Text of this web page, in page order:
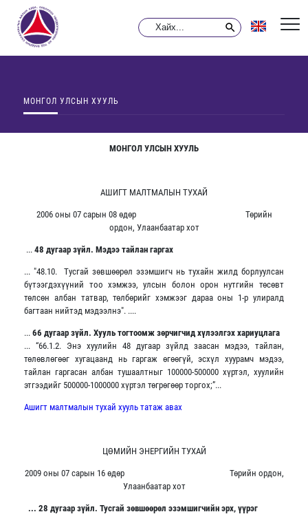
МОНГОЛ УЛСЫН ХУУЛЬ
МОНГОЛ УЛСЫН ХУУЛЬ
АШИГТ МАЛТМАЛЫН ТУХАЙ
2006 оны 07 сарын 08 өдөр Төрийн
ордон, Улаанбаатар хот
...48 дугаар зүйл. Мэдээ тайлан гаргах
... "48.10. Тусгай зөвшөөрөл эзэмшигч нь тухайн жилд борлуулсан
бүтээгдэхүүний тоо хэмжээ, улсын болон орон нутгийн төсөвт
төлсөн албан татвар, төлбөрийг хэмжээг дараа оны 1-р улиралд
багтаан нийтэд мэдээлнэ". ....
...66 дугаар зүйл. Хууль тогтоомж зөрчигчид хүлээлгэх хариуцлага
... “66.1.2. Энэ хуулийн 48 дугаар зүйлд заасан мэдээ, тайлан,
төлөвлөгөөг хугацаанд нь гаргаж өгөөгүй, эсхүл хуурамч мэдээ,
тайлан гаргасан албан тушаалтныг 100000-500000 хүртэл, хуулийн
этгээдийг 500000-1000000 хүртэл төгрөгөөр торгох;”...
Ашигт малтмалын тухай хууль татаж авах
ЦӨМИЙН ЭНЕРГИЙН ТУХАЙ
2009 оны 07 сарын 16 өдөр Төрийн ордон,
Улаанбаатар хот
... 28 дугаар зүйл. Тусгай зөвшөөрөл эзэмшигчийн эрх, үүрэг